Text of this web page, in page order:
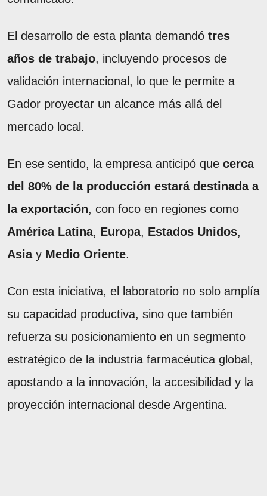
El desarrollo de esta planta demandó tres
años de trabajo, incluyendo procesos de
validación internacional, lo que le permite a
Gador proyectar un alcance más allá del
mercado local.
En ese sentido, la empresa anticipó que cerca
del 80% de la producción estará destinada a
la exportación, con foco en regiones como
América Latina, Europa, Estados Unidos,
Asiay Medio Oriente.
Con esta iniciativa, el laboratorio no solo amplía
su capacidad productiva, sino que también
refuerza su posicionamiento en un segmento
estratégico de la industria farmacéutica global,
apostando a la innovación, la accesibilidad y la
proyección internacional desde Argentina.